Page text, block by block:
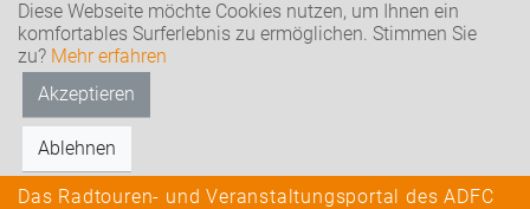
Diese Webseite möchte Cookies nutzen, um Ihnen ein
komfortables Surferlebnis zu ermöglichen. Stimmen Sie
zu? Mehr erfahren
Akzeptieren
Ablehnen
Das Radtouren- und Veranstaltungsportal des ADFC